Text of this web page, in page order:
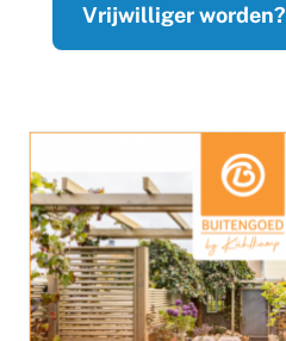
Vrijwilliger worden?